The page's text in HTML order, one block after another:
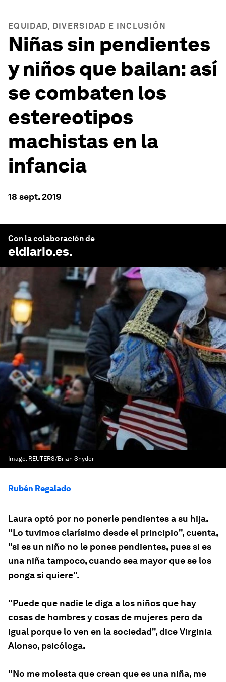
EQUIDAD, DIVERSIDAD E INCLUSIÓN
Niñas sin pendientes
y niños que bailan: así
se combaten los
estereotipos
machistas en la
infancia
18 sept. 2019
Con la colaboración de
eldiario.es.
Image: REUTERS/Brian Snyder
Rubén Regalado
Laura optó por no ponerle pendientes a su hija.
"Lo tuvimos clarísimo desde el principio", cuenta,
"si es un niño no le pones pendientes, pues si es
una niña tampoco, cuando sea mayor que se los
ponga si quiere".
"Puede que nadie le diga a los niños que hay
cosas de hombres y cosas de mujeres pero da
igual porque lo ven en la sociedad", dice Virginia
Alonso, psicóloga.
"No me molesta que crean que es una niña, me